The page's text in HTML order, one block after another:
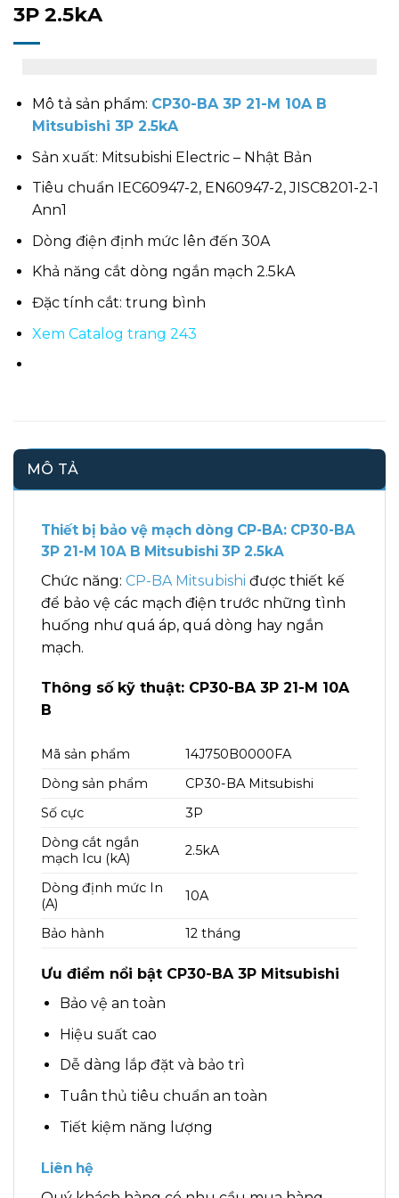
3P 2.5kA
Mô tả sản phẩm: CP30-BA 3P 21-M 10A B
Mitsubishi 3P 2.5kA
Sản xuất: Mitsubishi Electric – Nhật Bản
Tiêu chuẩn IEC60947-2, EN60947-2, JISC8201-2-1
Ann1
Dòng điện định mức lên đến 30A
Khả năng cắt dòng ngắn mạch 2.5kA
Đặc tính cắt: trung bình
Xem Catalog trang 243
MÔ TẢ
Thiết bị bảo vệ mạch dòng CP-BA: CP30-BA
3P 21-M 10A B Mitsubishi 3P 2.5kA
Chức năng: CP-BA Mitsubishi được thiết kế
để bảo vệ các mạch điện trước những tình
huống như quá áp, quá dòng hay ngắn
mạch.
Thông số kỹ thuật: CP30-BA 3P 21-M 10A
B
Mã sản phẩm
14J750B0000FA
Dòng sản phẩm
CP30-BA Mitsubishi
Số cực
3P
Dòng cắt ngắn
mạch Icu (kA)
2.5kA
Dòng định mức In
(A)
10A
Bảo hành 12 tháng
Ưu điểm nổi bật CP30-BA 3P Mitsubishi
Bảo vệ an toàn
Hiệu suất cao
Dễ dàng lắp đặt và bảo trì
Tuân thủ tiêu chuẩn an toàn
Tiết kiệm năng lượng
Liên hệ